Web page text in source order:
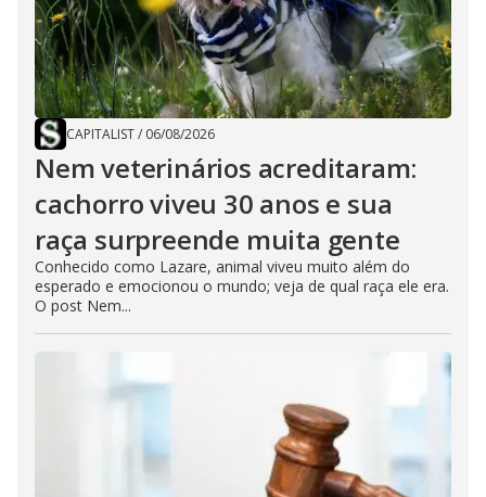
CAPITALIST/ 06/08/2026
Nem veterinários acreditaram:
cachorro viveu 30 anos e sua
raça surpreende muita gente
Conhecido como Lazare, animal viveu muito além do
esperado e emocionou o mundo; veja de qual raça ele era.
O post Nem...